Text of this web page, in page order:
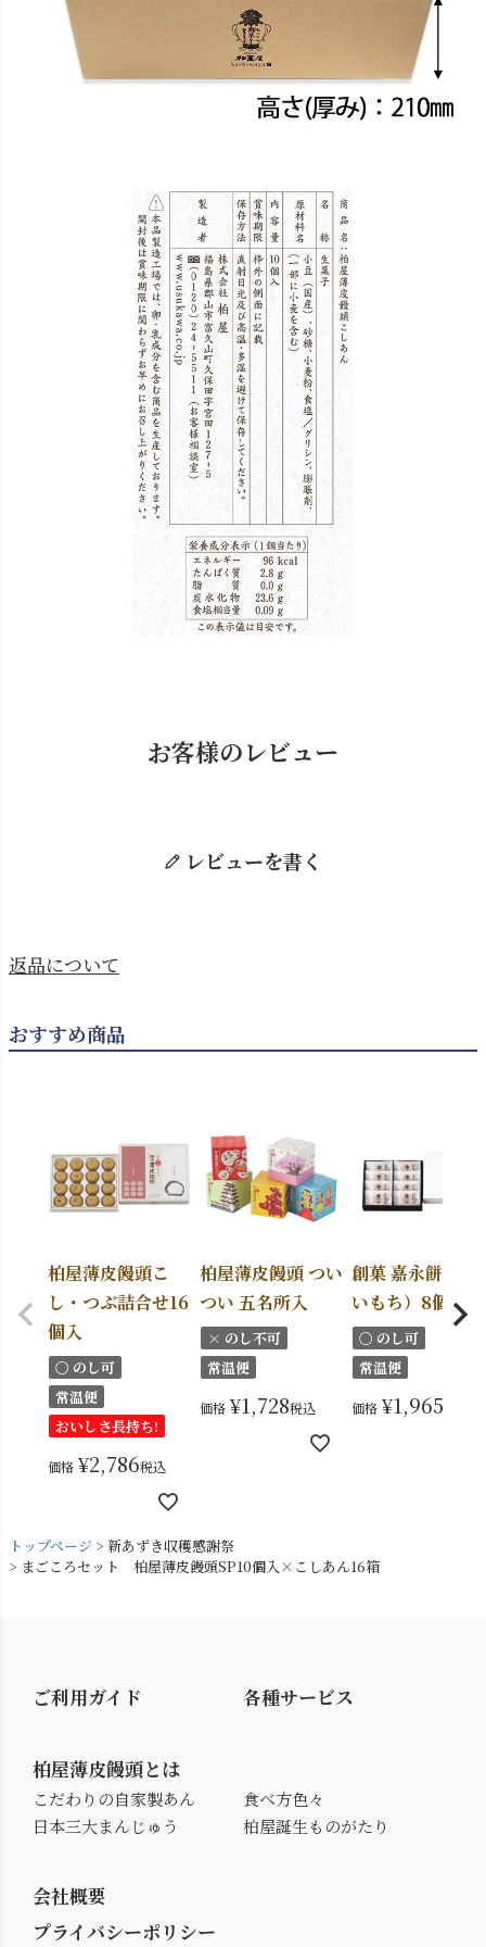
お客様のレビュー
レビューを書く
返品について
おすすめ商品
柏屋薄皮饅頭こ
し・つぶ詰合せ16
個入
〇 のし可
常温便
おいしさ長持ち!
価格 ¥2,786税込
柏屋薄皮饅頭 つい
つい 五名所入
× のし不可
常温便
価格 ¥1,728税込
創菓 嘉永餅（か
いもち）8個入
〇 のし可
常温便
価格 ¥1,965
トップページ
新あずき収穫感謝祭
まごころセット 柏屋薄皮饅頭SP10個入×こしあん16箱
ご利用ガイド 各種サービス
柏屋薄皮饅頭とは
こだわりの自家製あん
日本三大まんじゅう
食べ方色々
柏屋誕生ものがたり
会社概要
プライバシーポリシー